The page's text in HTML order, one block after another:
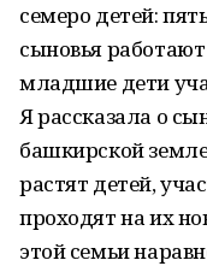
семеро детей:
сыновья
младшие дети
Я рассказала о
башкирской
растят детей,
проходят на их
этой семьи